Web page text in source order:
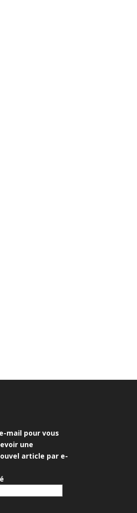
mail pour vous
une
article par e-